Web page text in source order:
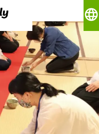
language